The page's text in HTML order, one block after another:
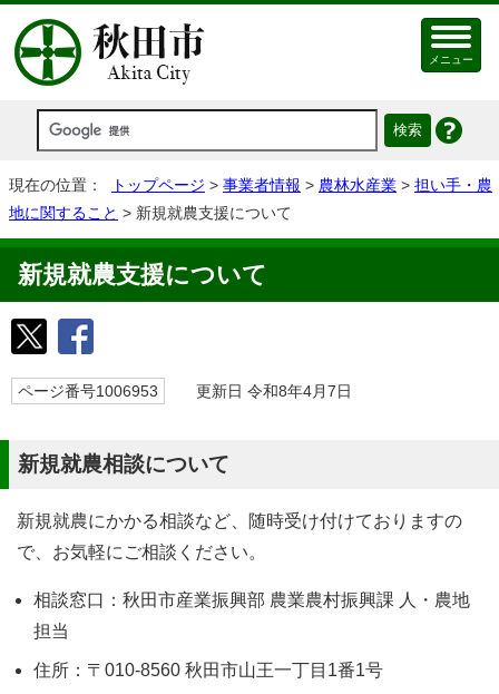
メニュー
現在の位置： トップページ > 事業者情報 > 農林水産業 > 担い手・農
地に関すること > 新規就農支援について
新規就農支援について
ページ番号1006953 更新日 令和8年4月7日
新規就農相談について
新規就農にかかる相談など、随時受け付けておりますの
で、お気軽にご相談ください。
相談窓口：秋田市産業振興部 農業農村振興課 人・農地
担当
住所：〒010-8560 秋田市山王一丁目1番1号